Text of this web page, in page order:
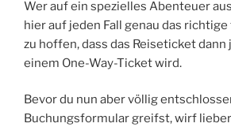
Wer auf ein spezielles Abenteuer
hier auf jeden Fall genau das
zu hoffen, dass das Reiseticket dann
einem One-Way-Ticket wird.
Bevor du nun aber völlig
Buchungsformular greifst, wirf